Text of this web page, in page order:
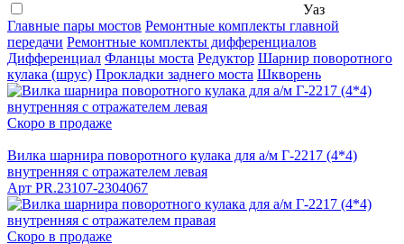
Уаз
Главные пары мостов Ремонтные комплекты главной
передачи Ремонтные комплекты дифференциалов
Дифференциал Фланцы моста Редуктор Шарнир поворотного
кулака (шрус) Прокладки заднего моста Шкворень
Скоро в продаже
Вилка шарнира поворотного кулака для а/м Г-2217 (4*4)
внутренняя с отражателем левая
Арт PR.23107-2304067
Скоро в продаже